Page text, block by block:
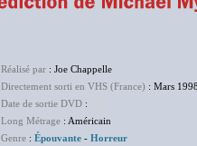
Réalisé par : Joe Chappelle
Directement sorti en VHS (France) : Mars
Date de sortie DVD :
Long Métrage : Américain
Genre : Épouvante - Horreur